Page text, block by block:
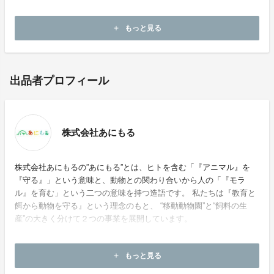
を今後とも一緒に進めて参ります。
add もっと見る
出品者プロフィール
株式会社あにもる
株式会社あにもるの”あにもる”とは、ヒトを含む「『アニマル』を
『守る』」という意味と、動物との関わり合いから人の「『モラ
ル』を育む」という二つの意味を持つ造語です。 私たちは『教育と
餌から動物を守る』という理念のもと、 “移動動物園”と“飼料の生
産”の大きく分けて２つの事業を展開しています。
add もっと見る